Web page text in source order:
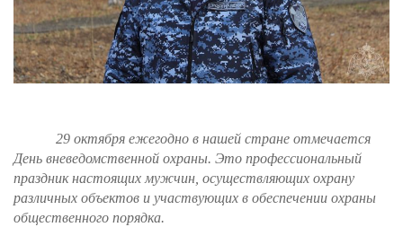
29 октября ежегодно в нашей стране отмечается
День вневедомственной охраны. Это профессиональный
праздник настоящих мужчин, осуществляющих охрану
различных объектов и участвующих в обеспечении охраны
общественного порядка.